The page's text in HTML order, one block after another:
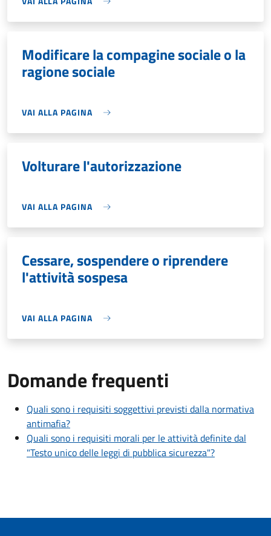
Modificare la compagine sociale o la
ragione sociale
VAI ALLA PAGINA
Volturare l'autorizzazione
VAI ALLA PAGINA
Cessare, sospendere o riprendere
l'attività sospesa
VAI ALLA PAGINA
Domande frequenti
Quali sono i requisiti soggettivi previsti dalla normativa
antimafia?
Quali sono i requisiti morali per le attività definite dal
"Testo unico delle leggi di pubblica sicurezza"?